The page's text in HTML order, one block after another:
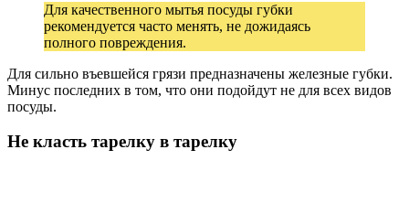
Для качественного мытья посуды губки
рекомендуется часто менять, не дожидаясь
полного повреждения.
Для сильно въевшейся грязи предназначены железные губки.
Минус последних в том, что они подойдут не для всех видов
посуды.
Не класть тарелку в тарелку